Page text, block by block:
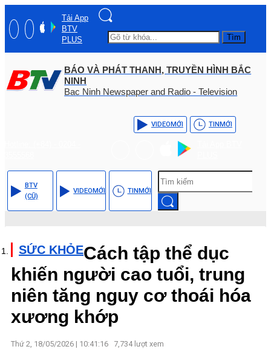
Tải App
BTV
PLUS
Tìm
BÁO VÀ PHÁT THANH, TRUYỀN HÌNH BẮC
NINH
Bac Ninh Newspaper and Radio - Television
VIDEOMỚI TINMỚI
BTV
(CŨ)
VIDEOMỚI TINMỚI
SỨC KHỎECách tập thể dục
khiến người cao tuổi, trung
niên tăng nguy cơ thoái hóa
xương khớp
Thứ 2, 18/05/2026 | 10:41:16 7,734lượt xem